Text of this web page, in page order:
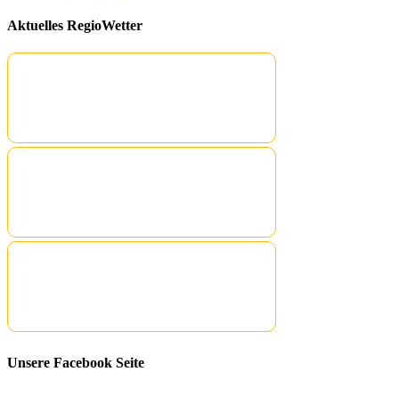
Aktuelles RegioWetter
Unsere Facebook Seite